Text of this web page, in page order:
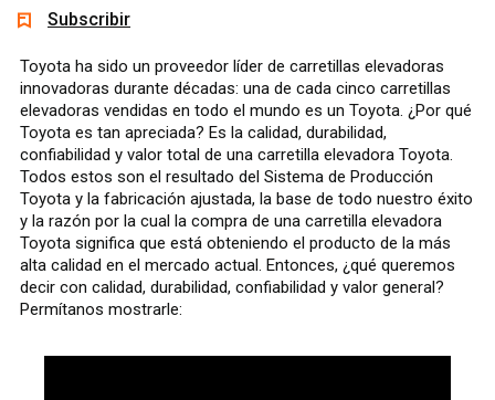
Subscribir
Toyota ha sido un proveedor líder de carretillas elevadoras
innovadoras durante décadas: una de cada cinco carretillas
elevadoras vendidas en todo el mundo es un Toyota. ¿Por qué
Toyota es tan apreciada? Es la calidad, durabilidad,
confiabilidad y valor total de una carretilla elevadora Toyota.
Todos estos son el resultado del Sistema de Producción
Toyota y la fabricación ajustada, la base de todo nuestro éxito
y la razón por la cual la compra de una carretilla elevadora
Toyota significa que está obteniendo el producto de la más
alta calidad en el mercado actual. Entonces, ¿qué queremos
decir con calidad, durabilidad, confiabilidad y valor general?
Permítanos mostrarle: